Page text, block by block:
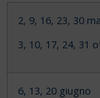
2, 9, 16, 23, 30
3, 10, 17, 24, 31
6, 13, 20 giugno